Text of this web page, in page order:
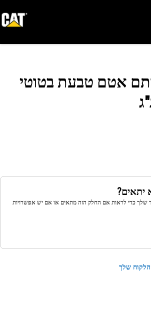
אטם טבעת בטוטי
כדי לראות אם החלק הזה מתאים או אם יש אפשרויות
שלך